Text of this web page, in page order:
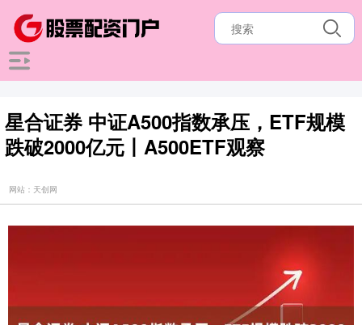
星合证券 中证A500指数承压，ETF规模
跌破2000亿元丨A500ETF观察
网站：天创网